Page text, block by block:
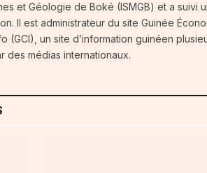
et Géologie de Boké (ISMGB) et a suivi
Il est administrateur du site Guinée
(GCI), un site d’information guinéen
des médias internationaux.